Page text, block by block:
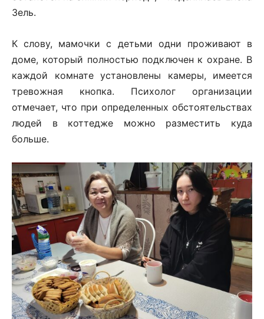
Зель.
К слову, мамочки с детьми одни проживают в
доме, который полностью подключен к охране. В
каждой комнате установлены камеры, имеется
тревожная кнопка. Психолог организации
отмечает, что при определенных обстоятельствах
людей в коттедже можно разместить куда
больше.